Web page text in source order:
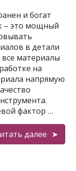
и богат
– это мощный
в детали
материалы
на
напрямую
фактор …
далее